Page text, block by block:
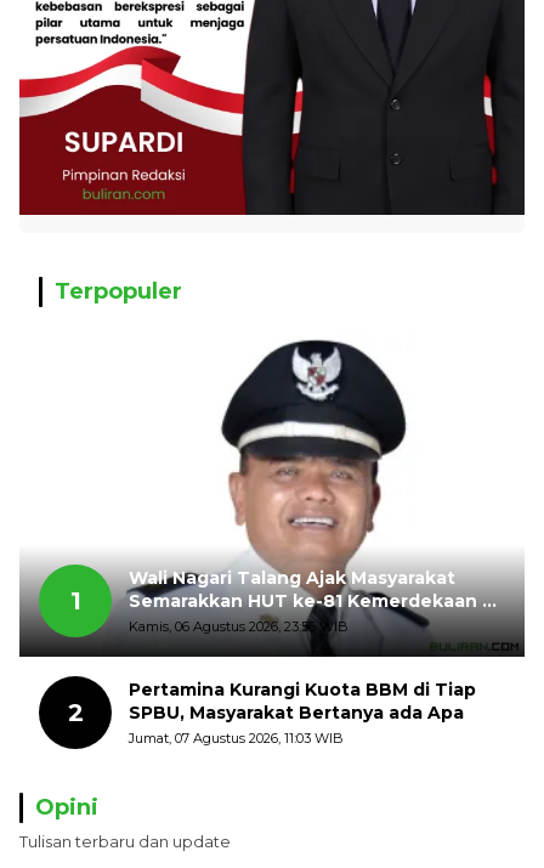
Terpopuler
1
Wali Nagari Talang Ajak Masyarakat
Semarakkan HUT ke-81 Kemerdekaan RI
dengan Mengibarkan Bendera Merah
Putih
Kamis, 06 Agustus 2026, 23:56 WIB
2
Pertamina Kurangi Kuota BBM di Tiap
SPBU, Masyarakat Bertanya ada Apa
Jumat, 07 Agustus 2026, 11:03 WIB
Opini
Tulisan terbaru dan update